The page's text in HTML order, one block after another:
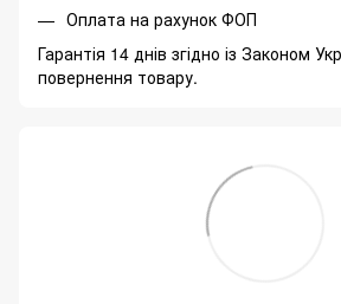
Оплата на рахунок ФОП
Гарантія 14 днів згідно із Законом
повернення товару.